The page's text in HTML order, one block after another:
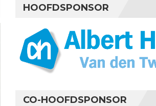
HOOFDSPONSOR
CO-HOOFDSPONSOR